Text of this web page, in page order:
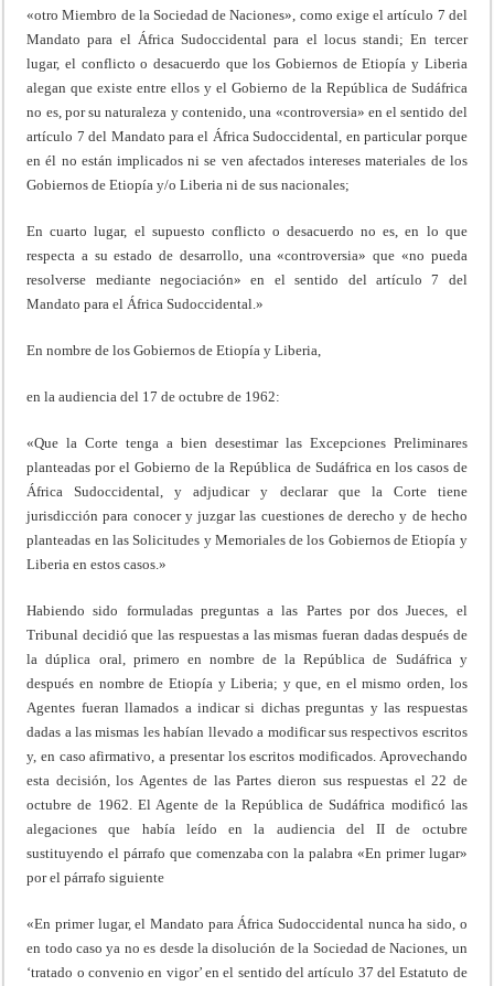
«otro Miembro de la Sociedad de Naciones», como exige el artículo 7 del
Mandato para el África Sudoccidental para el locus standi; En tercer
lugar, el conflicto o desacuerdo que los Gobiernos de Etiopía y Liberia
alegan que existe entre ellos y el Gobierno de la República de Sudáfrica
no es, por su naturaleza y contenido, una «controversia» en el sentido del
artículo 7 del Mandato para el África Sudoccidental, en particular porque
en él no están implicados ni se ven afectados intereses materiales de los
Gobiernos de Etiopía y/o Liberia ni de sus nacionales;
En cuarto lugar, el supuesto conflicto o desacuerdo no es, en lo que
respecta a su estado de desarrollo, una «controversia» que «no pueda
resolverse mediante negociación» en el sentido del artículo 7 del
Mandato para el África Sudoccidental.»
En nombre de los Gobiernos de Etiopía y Liberia,
en la audiencia del 17 de octubre de 1962:
«Que la Corte tenga a bien desestimar las Excepciones Preliminares
planteadas por el Gobierno de la República de Sudáfrica en los casos de
África Sudoccidental, y adjudicar y declarar que la Corte tiene
jurisdicción para conocer y juzgar las cuestiones de derecho y de hecho
planteadas en las Solicitudes y Memoriales de los Gobiernos de Etiopía y
Liberia en estos casos.»
Habiendo sido formuladas preguntas a las Partes por dos Jueces, el
Tribunal decidió que las respuestas a las mismas fueran dadas después de
la dúplica oral, primero en nombre de la República de Sudáfrica y
después en nombre de Etiopía y Liberia; y que, en el mismo orden, los
Agentes fueran llamados a indicar si dichas preguntas y las respuestas
dadas a las mismas les habían llevado a modificar sus respectivos escritos
y, en caso afirmativo, a presentar los escritos modificados. Aprovechando
esta decisión, los Agentes de las Partes dieron sus respuestas el 22 de
octubre de 1962. El Agente de la República de Sudáfrica modificó las
alegaciones que había leído en la audiencia del II de octubre
sustituyendo el párrafo que comenzaba con la palabra «En primer lugar»
por el párrafo siguiente
«En primer lugar, el Mandato para África Sudoccidental nunca ha sido, o
en todo caso ya no es desde la disolución de la Sociedad de Naciones, un
‘tratado o convenio en vigor’ en el sentido del artículo 37 del Estatuto de